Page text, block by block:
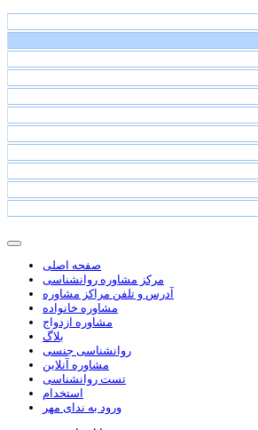
صفحه اصلی
مرکز مشاوره روانشناسی
آدرس و تلفن مراکز مشاوره
مشاوره خانواده
مشاوره ازدواج
بلاگ
روانشناسی جنسی
مشاوره آنلاین
تست روانشناسی
استخدام
ورود به ندای مهر